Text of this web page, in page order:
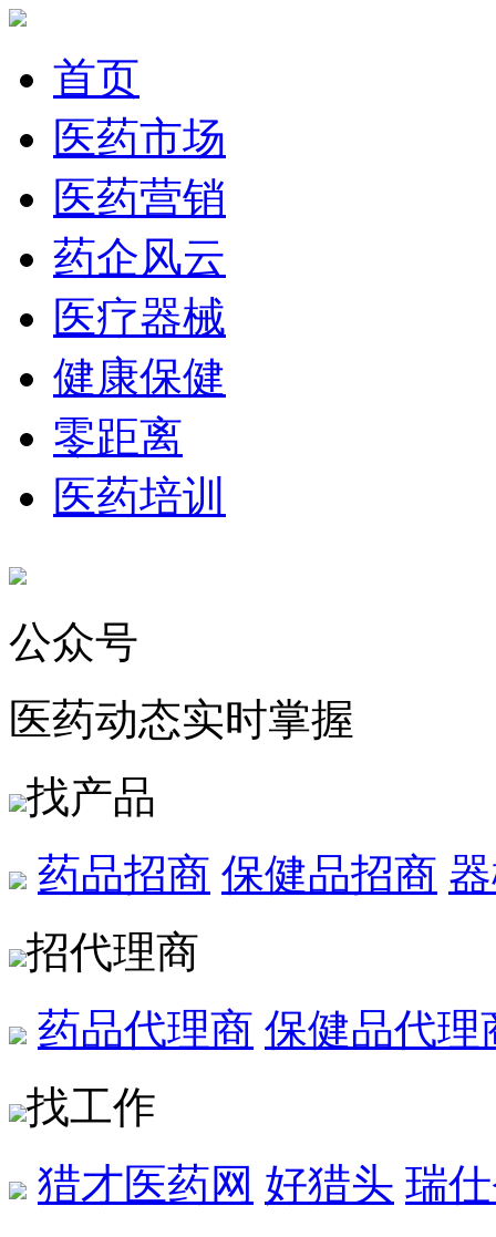
首页
医药市场
医药营销
药企风云
医疗器械
健康保健
零距离
医药培训
公众号
医药动态实时掌握
找产品
药品招商 保健品招商
招代理商
药品代理商 保健品代理
找工作
猎才医药网 好猎头 瑞